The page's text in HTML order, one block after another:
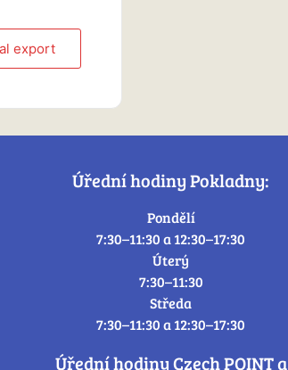
export
Úřední hodiny Pokladny:
Pondělí
7:30–11:30 a 12:30–17:30
Úterý
7:30–11:30
Středa
7:30–11:30 a 12:30–17:30
Úřední hodiny Czech POINT a